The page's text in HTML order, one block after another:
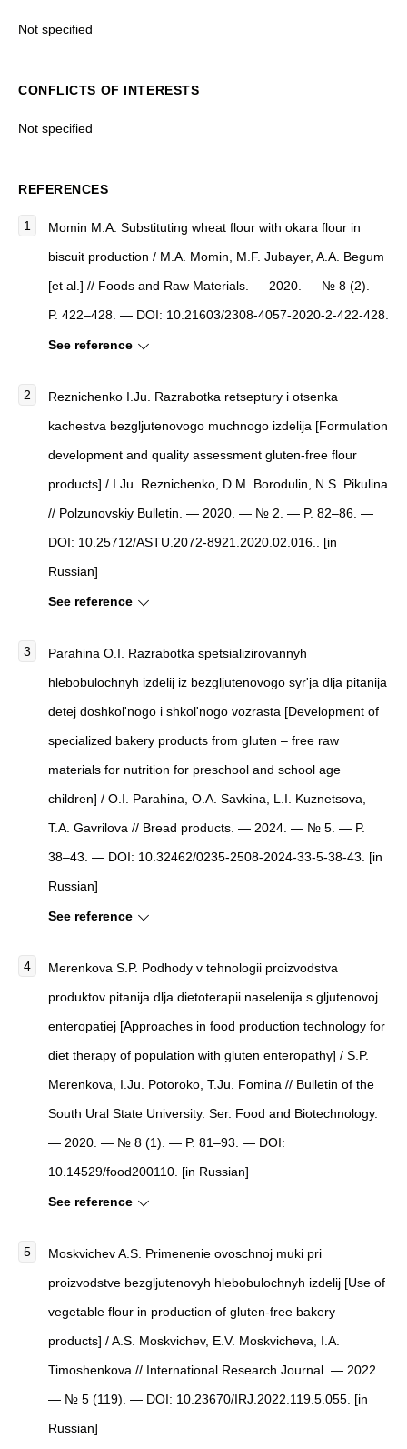
Not specified
CONFLICTS OF INTERESTS
Not specified
REFERENCES
Momin M.A. Substituting wheat flour with okara flour in
biscuit production / M.A. Momin, M.F. Jubayer, A.A. Begum
[et al.] // Foods and Raw Materials. — 2020. — № 8 (2). —
P. 422–428. — DOI: 10.21603/2308-4057-2020-2-422-428.
See reference
Reznichenko I.Ju. Razrabotka retseptury i otsenka
kachestva bezgljutenovogo muchnogo izdelija [Formulation
development and quality assessment gluten-free flour
products] / I.Ju. Reznichenko, D.M. Borodulin, N.S. Pikulina
// Polzunovskiy Bulletin. — 2020. — № 2. — P. 82–86. —
DOI: 10.25712/ASTU.2072-8921.2020.02.016.. [in
Russian]
See reference
Parahina O.I. Razrabotka spetsializirovannyh
hlebobulochnyh izdelij iz bezgljutenovogo syr'ja dlja pitanija
detej doshkol'nogo i shkol'nogo vozrasta [Development of
specialized bakery products from gluten – free raw
materials for nutrition for preschool and school age
children] / O.I. Parahina, O.A. Savkina, L.I. Kuznetsova,
T.A. Gavrilova // Bread products. — 2024. — № 5. — P.
38–43. — DOI: 10.32462/0235-2508-2024-33-5-38-43. [in
Russian]
See reference
Merenkova S.P. Podhody v tehnologii proizvodstva
produktov pitanija dlja dietoterapii naselenija s gljutenovoj
enteropatiej [Approaches in food production technology for
diet therapy of population with gluten enteropathy] / S.P.
Merenkova, I.Ju. Potoroko, T.Ju. Fomina // Bulletin of the
South Ural State University. Ser. Food and Biotechnology.
— 2020. — № 8 (1). — P. 81–93. — DOI:
10.14529/food200110. [in Russian]
See reference
Moskvichev A.S. Primenenie ovoschnoj muki pri
proizvodstve bezgljutenovyh hlebobulochnyh izdelij [Use of
vegetable flour in production of gluten-free bakery
products] / A.S. Moskvichev, E.V. Moskvicheva, I.A.
Timoshenkova // International Research Journal. — 2022.
— № 5 (119). — DOI: 10.23670/IRJ.2022.119.5.055. [in
Russian]